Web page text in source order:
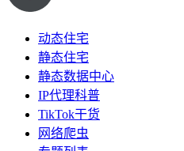
动态住宅
静态住宅
静态数据中心
IP代理科普
TikTok干货
网络爬虫